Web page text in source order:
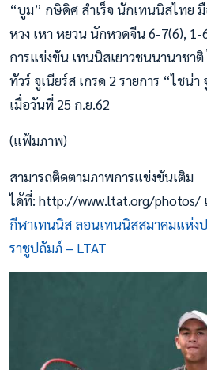
“บูม” กษิดิศ สำเร็จ นักเทนนิสไทย มื
หวง เหา หยวน นักหวดจีน 6-7(6), 1-
การแข่งขัน เทนนิสเยาวชนนานาชา
ทัวร์ จูเนียร์ส เกรด 2 รายการ “ไชน่
เมื่อวันที่ 25 ก.ย.62
(แฟ้มภาพ)
สามารถติดตามภาพการแข่งขันเติม
ได้ที่: http://www.ltat.org/photos/
กีฬาเทนนิส ลอนเทนนิสสมาคมแห่ง
ราชูปถัมภ์ – LTAT